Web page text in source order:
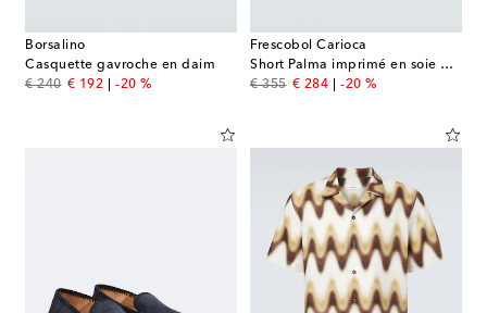
Borsalino
Casquette gavroche en daim
€ 240
original price
€ 192
discount price
-20 %
Frescobol Carioca
Short Palma imprimé en soie mélangée
€ 355
original price
€ 284
discount price
-20 %